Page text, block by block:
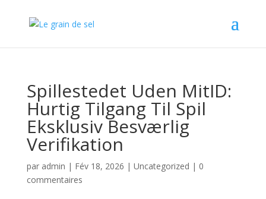
Spillestedet Uden MitID:
Hurtig Tilgang Til Spil
Eksklusiv Besværlig
Verifikation
par admin | Fév 18, 2026 | Uncategorized | 0
commentaires